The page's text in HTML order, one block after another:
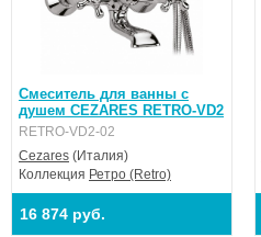
Смеситель для ванны с
душем CEZARES RETRO-VD2
RETRO-VD2-02
Cezares (Италия)
Коллекция Ретро (Retro)
16 874 руб.